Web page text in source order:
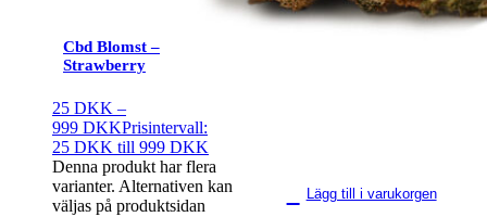
Cbd Blomst –
Strawberry
25 DKK –
999 DKKPrisintervall:
25 DKK till 999 DKK
Denna produkt har flera
varianter. Alternativen kan
väljas på produktsidan
Lägg till i varukorgen